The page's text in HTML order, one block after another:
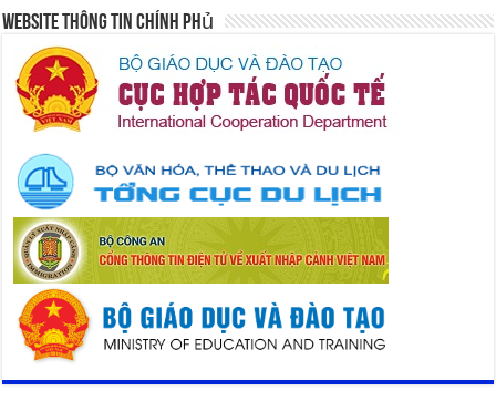
Website Thông Tin Chính Phủ